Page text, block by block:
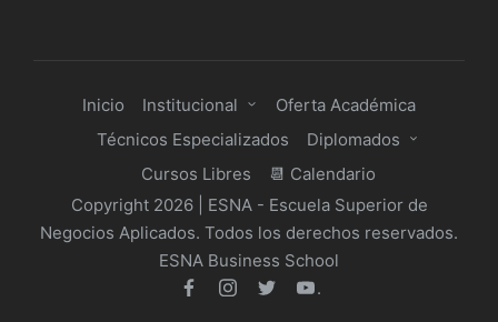
Inicio Institucional
Oferta Académica
Técnicos Especializados
Diplomados
Cursos Libres
📆 Calendario
Copyright 2026 | ESNA - Escuela Superior de
Negocios Aplicados. Todos los derechos reservados.
ESNA Business School
facebookInstagram
TwitterYoutube
.